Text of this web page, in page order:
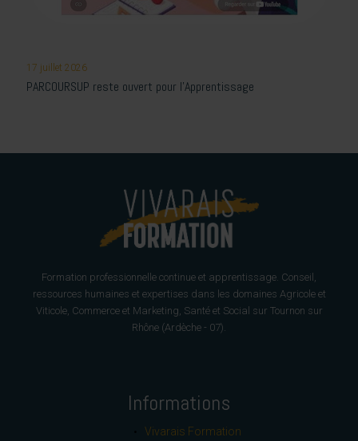
17 juillet 2026
PARCOURSUP reste ouvert pour l’Apprentissage
Formation professionnelle continue et apprentissage. Conseil,
ressources humaines et expertises dans les domaines Agricole et
Viticole, Commerce et Marketing, Santé et Social sur Tournon sur
Rhône (Ardèche - 07).
Informations
Vivarais Formation